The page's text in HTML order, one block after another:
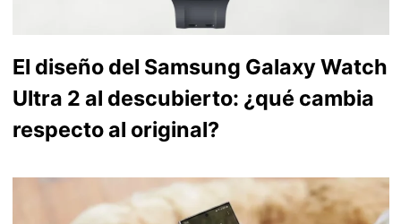
El diseño del Samsung Galaxy Watch
Ultra 2 al descubierto: ¿qué cambia
respecto al original?